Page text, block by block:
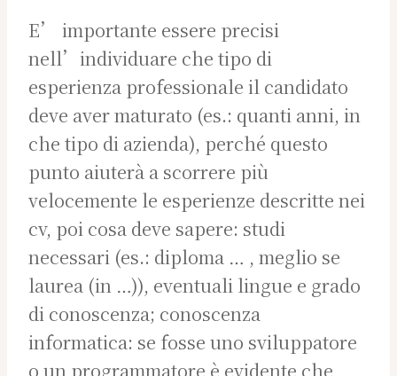
E’ importante essere precisi
nell’individuare che tipo di
esperienza professionale il candidato
deve aver maturato (es.: quanti anni, in
che tipo di azienda), perché questo
punto aiuterà a scorrere più
velocemente le esperienze descritte nei
cv, poi cosa deve sapere: studi
necessari (es.: diploma … , meglio se
laurea (in …)), eventuali lingue e grado
di conoscenza; conoscenza
informatica: se fosse uno sviluppatore
o un programmatore è evidente che